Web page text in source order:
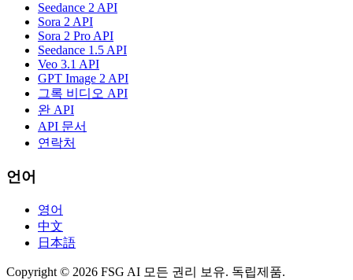
Seedance 2 API
Sora 2 API
Sora 2 Pro API
Seedance 1.5 API
Veo 3.1 API
GPT Image 2 API
그록 비디오 API
완 API
API 문서
연락처
언어
영어
中文
日本語
Copyright © 2026 FSG AI 모든 권리 보유. 독립제품.